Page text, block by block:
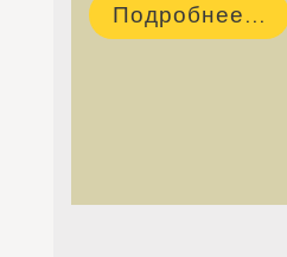
Подробнее...